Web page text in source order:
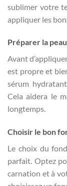
sublimer votre
appliquer les
Préparer la peau
Avant
est propre et
sérum
Cela aidera le
longtemps.
Choisir le bon
Le choix du
parfait. Optez
carnation et à